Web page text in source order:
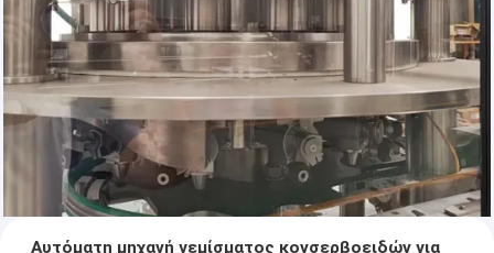
Αυτόματη μηχανή γεμίσματος κονσερβοειδών για